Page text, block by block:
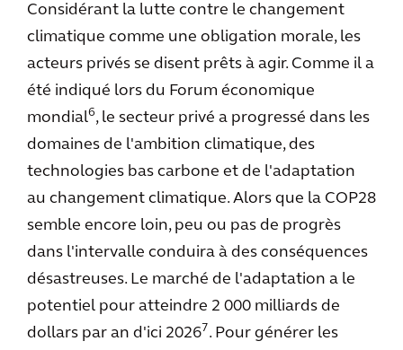
Considérant la lutte contre le changement
climatique comme une obligation morale, les
acteurs privés se disent prêts à agir. Comme il a
été indiqué lors du Forum économique
mondial6, le secteur privé a progressé dans les
domaines de l'ambition climatique, des
technologies bas carbone et de l'adaptation
au changement climatique. Alors que la COP28
semble encore loin, peu ou pas de progrès
dans l'intervalle conduira à des conséquences
désastreuses. Le marché de l'adaptation a le
potentiel pour atteindre 2 000 milliards de
dollars par an d'ici 20267. Pour générer les